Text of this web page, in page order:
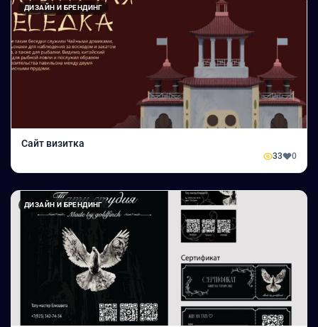
ДИЗАЙН И БРЕНДИНГ
Сайт визитка
33 0
ДИЗАЙН И БРЕНДИНГ